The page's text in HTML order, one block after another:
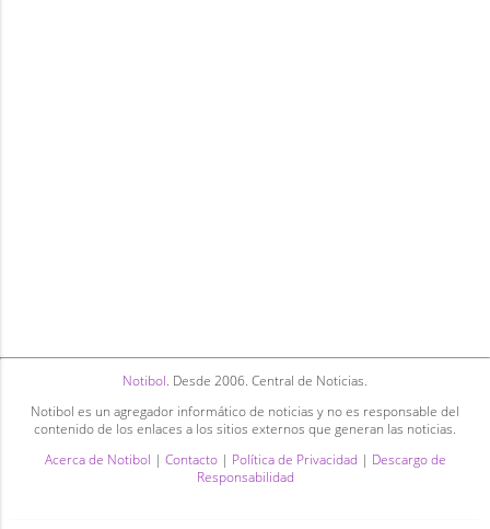
Notibol. Desde 2006. Central de Noticias.
Notibol es un agregador informático de noticias y no es responsable del
contenido de los enlaces a los sitios externos que generan las noticias.
Acerca de Notibol | Contacto| Política de Privacidad | Descargo de
Responsabilidad